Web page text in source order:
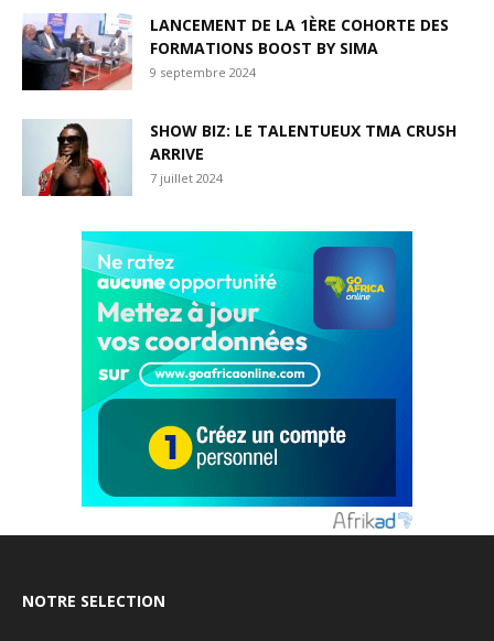
LANCEMENT DE LA 1ÈRE COHORTE DES
FORMATIONS BOOST BY SIMA
9 septembre 2024
SHOW BIZ: LE TALENTUEUX TMA CRUSH
ARRIVE
7 juillet 2024
NOTRE SELECTION